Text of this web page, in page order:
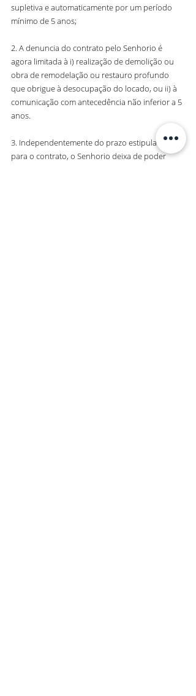
supletiva e automaticamente por um período
mínimo de 5 anos;
2. A denuncia do contrato pelo Senhorio é
agora limitada à i) realização de demolição ou
obra de remodelação ou restauro profundo
que obrigue à desocupação do locado, ou ii) à
comunicação com antecedência não inferior a 5
anos.
3. Independentemente do prazo estipulado
para o contrato, o Senhorio deixa de poder